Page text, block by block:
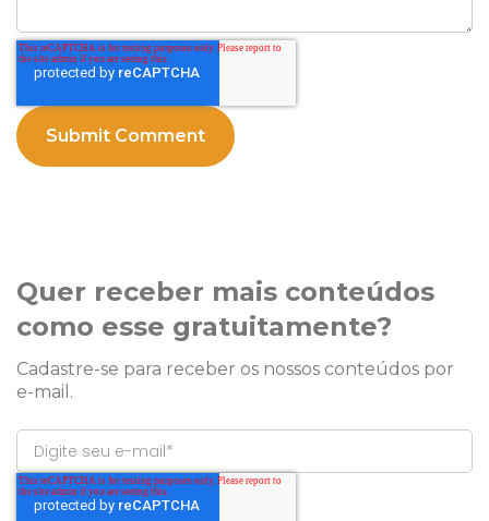
Quer receber mais conteúdos
como esse gratuitamente?
Cadastre-se para receber os nossos conteúdos por
e-mail.